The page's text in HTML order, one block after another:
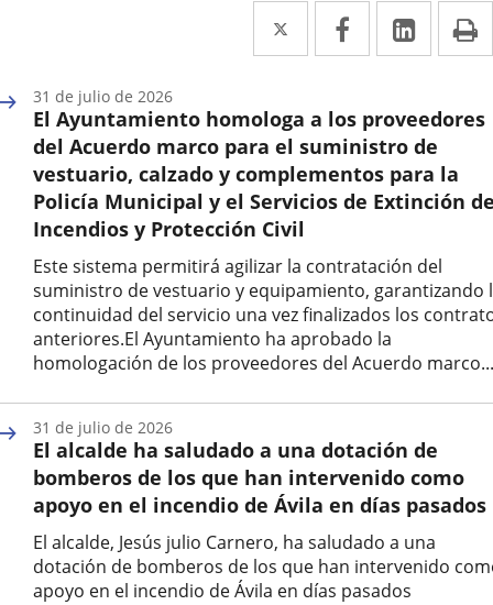
Twitter
Enlace
a
aplicación
externa.
Facebook
Enlace
a
aplicación
externa.
Enlace
a
El Ayuntamiento homologa a los proveedores
del Acuerdo marco para el suministro de
vestuario, calzado y complementos para la
Policía Municipal y el Servicios de Extinción
Incendios y Protección Civil
Este sistema permitirá agilizar la contratación del
suministro de vestuario y equipamiento, garantizando
continuidad del servicio una vez finalizados los
anteriores.El Ayuntamiento ha aprobado la
homologación de los proveedores del Acuerdo marco...
la
noticia
31 de julio de 2026
El alcalde ha saludado a una dotación de
bomberos de los que han intervenido como
apoyo en el incendio de Ávila en días pasados
El alcalde, Jesús julio Carnero, ha saludado a una
dotación de bomberos de los que han intervenido
apoyo en el incendio de Ávila en días pasados
31 de julio de 2026